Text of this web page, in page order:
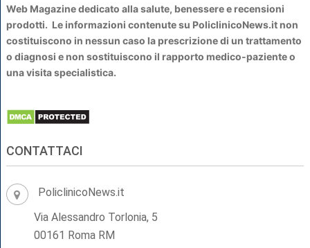
Web Magazine dedicato alla salute, benessere e recensioni
prodotti. Le informazioni contenute su PoliclinicoNews.it non
costituiscono in nessun caso la prescrizione di un trattamento
o diagnosi e non sostituiscono il rapporto medico-paziente o
una visita specialistica.
CONTATTACI
PoliclinicoNews.it
Via Alessandro Torlonia, 5
00161 Roma RM